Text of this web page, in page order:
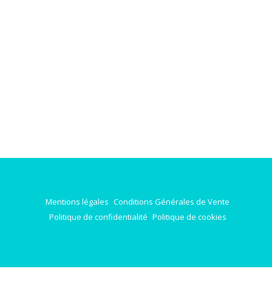
Mentions légales Conditions Générales de Vente
Politique de confidentialité Politique de cookies